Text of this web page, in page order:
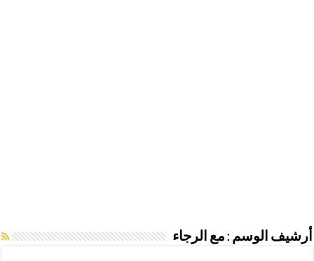
أرشيف الوسم : مع الرجاء